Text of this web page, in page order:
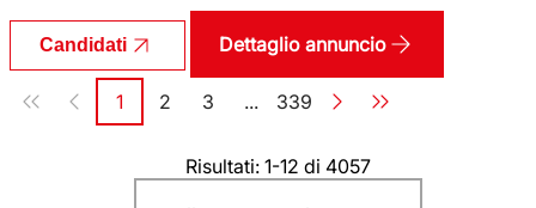
Candidati Dettaglio annuncio
Paginazione
Pagina
1 Pagina
2 Pagina
3 ... Pagina
339
Risultati: 1-12 di 4057